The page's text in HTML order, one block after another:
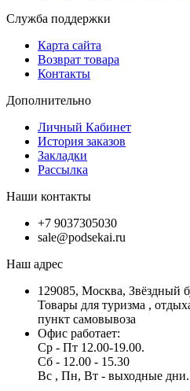
Служба поддержки
Карта сайта
Возврат товара
Контакты
Дополнительно
Личный Кабинет
История заказов
Закладки
Рассылка
Наши контакты
+7 9037305030
sale@podsekai.ru
Наш адрес
129085, Москва, Звёздный
Товары для туризма ,
пункт самовывоза
Офис работает:
Ср - Пт 12.00-19.00.
Сб - 12.00 - 15.30
Вс , Пн, Вт - выходные дни.